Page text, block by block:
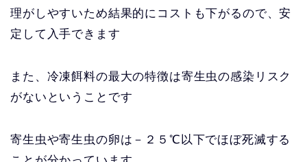
理がしやすいため結果的にコストも下がるので、安
定して入手できます
また、冷凍餌料の最大の特徴は寄生虫の感染リスク
がないということです
寄生虫や寄生虫の卵は－２５℃以下でほぼ死滅する